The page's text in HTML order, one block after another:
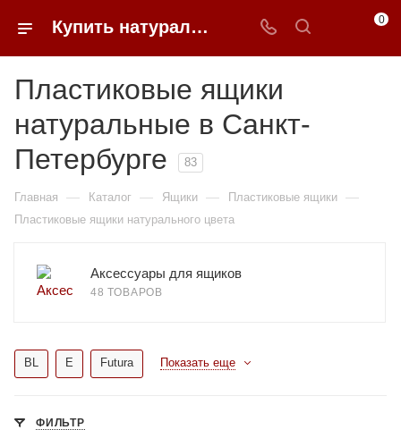
Купить натуральные пластиковые ящики в Санкт-Петербурге | 0FFER 0
Пластиковые ящики
натуральные в Санкт-
Петербурге
83
Главная — Каталог — Ящики — Пластиковые ящики —
Пластиковые ящики натурального цвета
Аксессуары для ящиков
48 ТОВАРОВ
BL E Futura Показать еще
ФИЛЬТР